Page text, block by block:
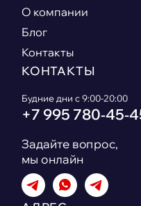
О компании
Блог
Контакты
КОНТАКТЫ
Будние дни с 9:00-20:00
+7 995
Задайте вопрос,
мы онлайн